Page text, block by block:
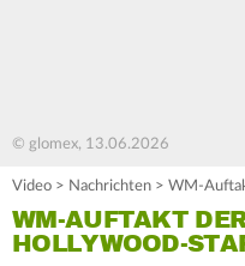
© glomex, 13.06.2026
Video > Nachrichten > WM-
WM-AUFTAKT
HOLLYWOOD-